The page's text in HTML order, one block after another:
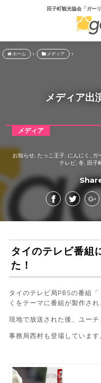
田子町観光協会「ガーリ
ホーム メディア
メディア出
メディア
お知らせ, たっこ王子, にんにく ガ
テレビ, 冬 田子
タイのテレビ番組
た！
タイのテレビ局PBSの番組
くをテーマに番組が製作され
現地で放送された後、ユーチ
事務局西村も登場しています